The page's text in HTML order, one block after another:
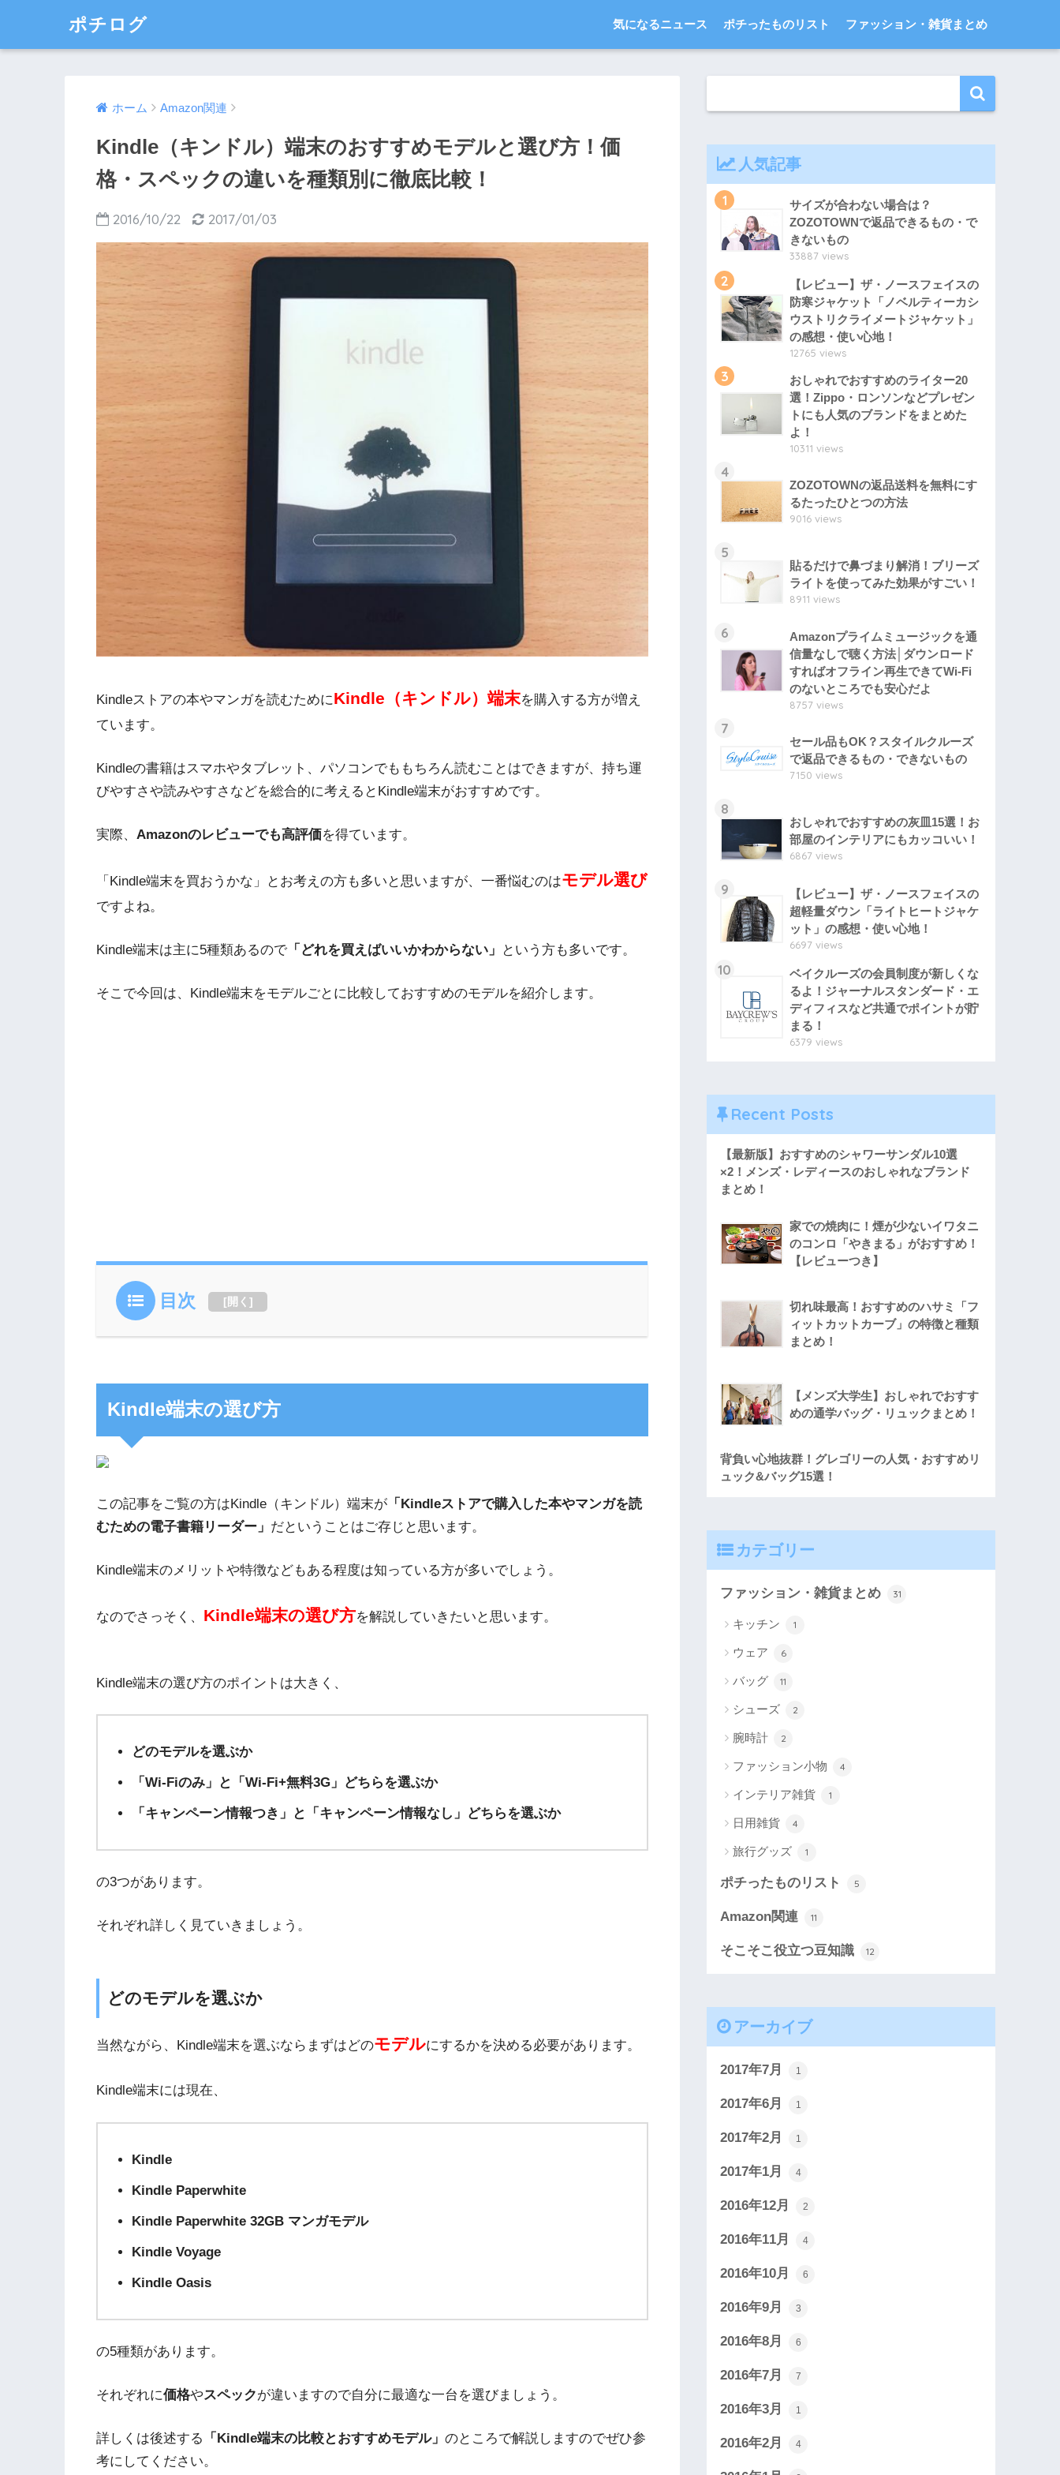
ポチログ 気になるニュース ポチったものリスト ファッション・雑貨まとめ
ホーム Amazon関連
Kindle（キンドル）端末のおすすめモデルと選び方！価
格・スペックの違いを種類別に徹底比較！
2016/10/22 2017/01/03
Kindleストアの本やマンガを読むためにKindle（キンドル）端末を購入する方が増え
ています。
Kindleの書籍はスマホやタブレット、パソコンでももちろん読むことはできますが、持ち運
びやすさや読みやすさなどを総合的に考えるとKindle端末がおすすめです。
実際、 Amazonのレビューでも高評価を得ています。
「Kindle端末を買おうかな」とお考えの方も多いと思いますが、一番悩むのはモデル選び
ですよね。
Kindle端末は主に5種類あるので 「どれを買えばいいかわからない」 という方も多いです。
そこで今回は、Kindle端末をモデルごとに比較しておすすめのモデルを紹介します。
目次 [開く ]
Kindle端末の選び方
この記事をご覧の方はKindle（キンドル）端末が 「Kindleストアで購入した本やマンガを読
むための電子書籍リーダー」 だということはご存じと思います。
Kindle端末のメリットや特徴などもある程度は知っている方が多いでしょう。
なのでさっそく、 Kindle端末の選び方を解説していきたいと思います。
Kindle端末の選び方のポイントは大きく、
どのモデルを選ぶか
「Wi-Fiのみ」と「Wi-Fi+無料3G」どちらを選ぶか
「キャンペーン情報つき」と「キャンペーン情報なし」どちらを選ぶか
の3つがあります。
それぞれ詳しく見ていきましょう。
どのモデルを選ぶか
当然ながら、Kindle端末を選ぶならまずはどのモデルにするかを決める必要があります。
Kindle端末には現在、
Kindle
Kindle Paperwhite
Kindle Paperwhite 32GB マンガモデル
Kindle Voyage
Kindle Oasis
の5種類があります。
それぞれに価格やスペックが違いますので自分に最適な一台を選びましょう。
詳しくは後述する 「Kindle端末の比較とおすすめモデル」 のところで解説しますのでぜひ参
考にしてください。
人気記事
1
サイズが合わない場合は？
ZOZOTOWNで返品できるもの・で
きないもの
33887 views
2
【レビュー】ザ・ノースフェイスの
防寒ジャケット「ノベルティーカシ
ウストリクライメートジャケット」
の感想・使い心地！
12765 views
3
おしゃれでおすすめのライター20
選！Zippo・ロンソンなどプレゼン
トにも人気のブランドをまとめた
よ！
10311 views
4
ZOZOTOWNの返品送料を無料にす
るたったひとつの方法
9016 views
5
貼るだけで鼻づまり解消！ブリーズ
ライトを使ってみた効果がすごい！
8911 views
6
Amazonプライムミュージックを通
信量なしで聴く方法│ダウンロード
すればオフライン再生できてWi-Fi
のないところでも安心だよ
8757 views
7
セール品もOK？スタイルクルーズ
で返品できるもの・できないもの
7150 views
8
おしゃれでおすすめの灰皿15選！お
部屋のインテリアにもカッコいい！
6867 views
9
【レビュー】ザ・ノースフェイスの
超軽量ダウン「ライトヒートジャケ
ット」の感想・使い心地！
6697 views
10
ベイクルーズの会員制度が新しくな
るよ！ジャーナルスタンダード・エ
ディフィスなど共通でポイントが貯
まる！
6379 views
Recent Posts
【最新版】おすすめのシャワーサンダル10選
×2！メンズ・レディースのおしゃれなブランド
まとめ！
家での焼肉に！煙が少ないイワタニ
のコンロ「やきまる」がおすすめ！
【レビューつき】
切れ味最高！おすすめのハサミ「フ
ィットカットカーブ」の特徴と種類
まとめ！
【メンズ大学生】おしゃれでおすす
めの通学バッグ・リュックまとめ！
背負い心地抜群！グレゴリーの人気・おすすめリ
ュック&バッグ15選！
カテゴリー
ファッション・雑貨まとめ 31
キッチン 1
ウェア 6
バッグ 11
シューズ 2
腕時計 2
ファッション小物 4
インテリア雑貨 1
日用雑貨 4
旅行グッズ 1
ポチったものリスト 5
Amazon関連 11
そこそこ役立つ豆知識 12
アーカイブ
2017年7月 1
2017年6月 1
2017年2月 1
2017年1月 4
2016年12月 2
2016年11月 4
2016年10月 6
2016年9月 3
2016年8月 6
2016年7月 7
2016年3月 1
2016年2月 4